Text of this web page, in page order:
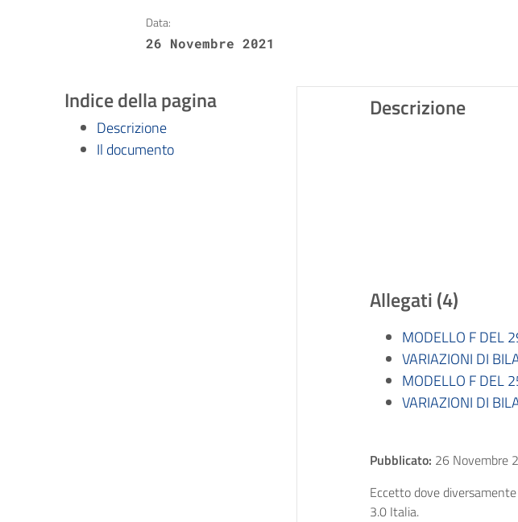
Data:
26 Novembre 2021
Indice della pagina
Descrizione
Il documento
Descrizione
Allegati (4)
MODELLO F DEL
VARIAZIONI DI
MODELLO F DEL
VARIAZIONI DI
Pubblicato: 26 Novembre
Eccetto dove
3.0 Italia.